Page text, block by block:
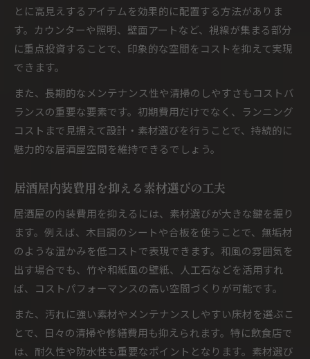
とに高見えするアイテムを効果的に配置する方法がありま
す。カウンターや照明、壁面アートなど、視線が集まる部分
に重点投資することで、印象的な空間をコストを抑えて実現
できます。
また、長期的なメンテナンス性や清掃のしやすさもコストバ
ランスの重要な要素です。初期費用だけでなく、ランニング
コストまで見据えて設計・素材選びを行うことで、持続的に
魅力的な居酒屋空間を維持できるでしょう。
居酒屋内装費用を抑える素材選びの工夫
居酒屋の内装費用を抑えるには、素材選びが大きな鍵を握り
ます。例えば、木目調のシートや合板を使うことで、無垢材
のような温かみを低コストで表現できます。和風の雰囲気を
出す場合でも、竹や和紙風の壁紙、人工石などを活用すれ
ば、コストパフォーマンスの高い空間づくりが可能です。
また、汚れに強い素材やメンテナンスしやすい床材を選ぶこ
とで、日々の清掃や修繕費用も抑えられます。特に飲食店で
は、耐久性や防水性も重要なポイントとなります。素材選び